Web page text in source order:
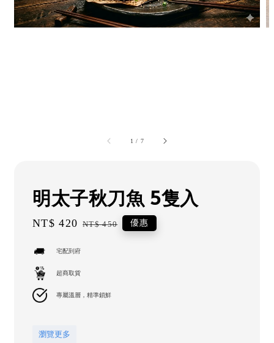
1 / 7
明太子秋刀魚 5隻入
Sale
NT$ 420 Regular
NT$ 450 優惠
宅配到府
超商取貨
專屬溫層，精準鎖鮮
瀏覽更多